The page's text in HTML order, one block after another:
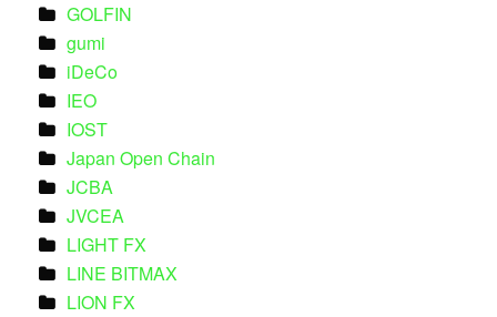
GOLFIN
gumi
iDeCo
IEO
IOST
Japan Open Chain
JCBA
JVCEA
LIGHT FX
LINE BITMAX
LION FX